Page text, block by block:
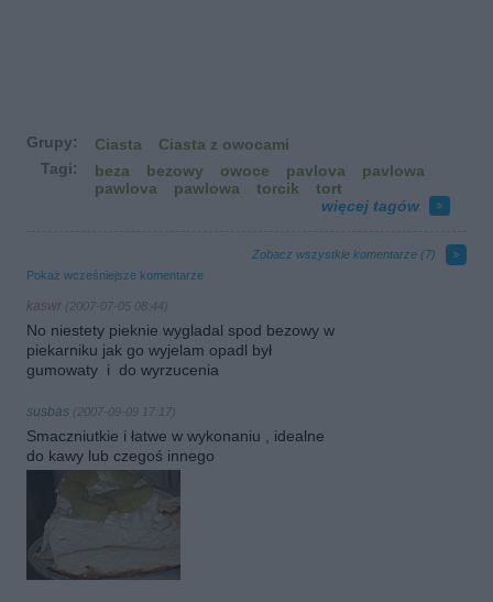
Grupy: Ciasta
Ciasta z owocami
Tagi:
beza bezowy owoce pavlova
pavlowa
pawlova
pawlowa torcik
tort
więcej tagów
Zobacz wszystkie komentarze (7)
Pokaż wcześniejsze komentarze
kaswr (2007-07-05 08:44)
No niestety pieknie wygladal spod bezowy w
piekarniku jak go wyjelam opadl był
gumowaty i do wyrzucenia
susbas (2007-09-09 17:17)
Smaczniutkie i łatwe w wykonaniu , idealne
do kawy lub czegoś innego